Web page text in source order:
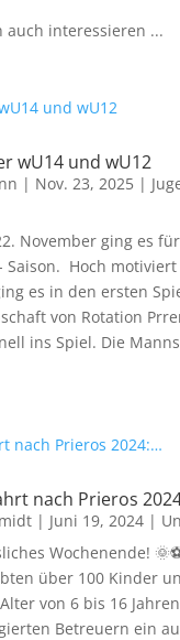
auch interessieren ...
wU14 und wU12
| Nov. 23, 2025|
November ging es
Saison. Hoch motiviert
es in den ersten
von Rotation
ins Spiel. Die
nach Prieros
| Juni 19, 2024|
Wochenende!
über 100 Kinder
von 6 bis 16
Betreuern ein